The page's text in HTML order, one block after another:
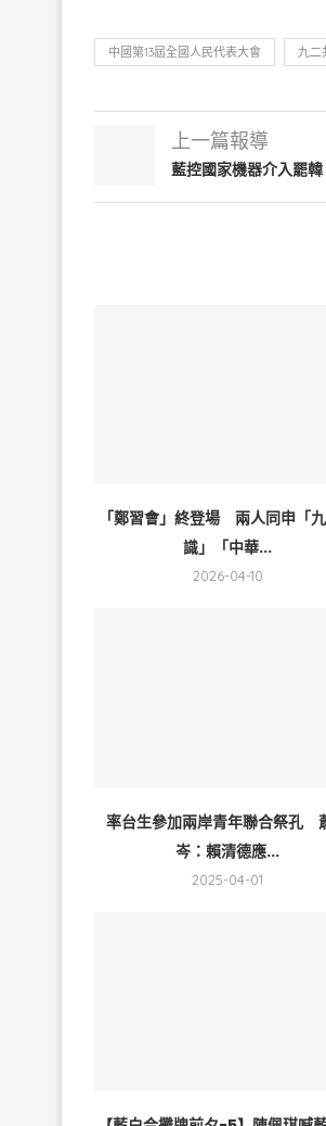
中國第13屆全國人民代表大會 九二
上一篇報導
藍控國家機器介入罷
「鄭習會」終登場 兩人同申「
識」「中華...
2026-04-10
率台生參加兩岸青年聯合祭孔
岑：賴清德應...
2025-04-01